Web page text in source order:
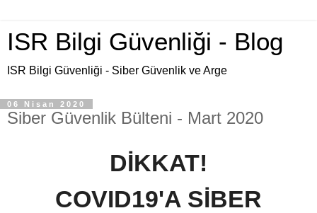
ISR Bilgi Güvenliği - Blog
ISR Bilgi Güvenliği - Siber Güvenlik ve Arge
06 Nisan 2020
Siber Güvenlik Bülteni - Mart 2020
DİKKAT!
COVID19'A SİBER